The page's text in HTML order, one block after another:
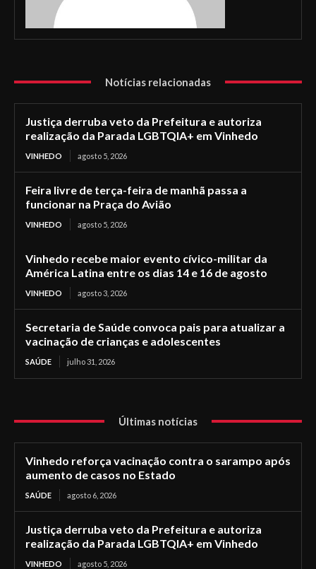
Notícias relacionadas
Justiça derruba veto da Prefeitura e autoriza
realização da Parada LGBTQIA+ em Vinhedo
VINHEDO agosto 5, 2026
Feira livre de terça-feira de manhã passa a
funcionar na Praça do Avião
VINHEDO agosto 5, 2026
Vinhedo recebe maior evento cívico-militar da
América Latina entre os dias 14 e 16 de agosto
VINHEDO agosto 3, 2026
Secretaria de Saúde convoca pais para atualizar a
vacinação de crianças e adolescentes
SAÚDE julho 31, 2026
Últimas notícias
Vinhedo reforça vacinação contra o sarampo após
aumento de casos no Estado
SAÚDE agosto 6, 2026
Justiça derruba veto da Prefeitura e autoriza
realização da Parada LGBTQIA+ em Vinhedo
VINHEDO agosto 5, 2026